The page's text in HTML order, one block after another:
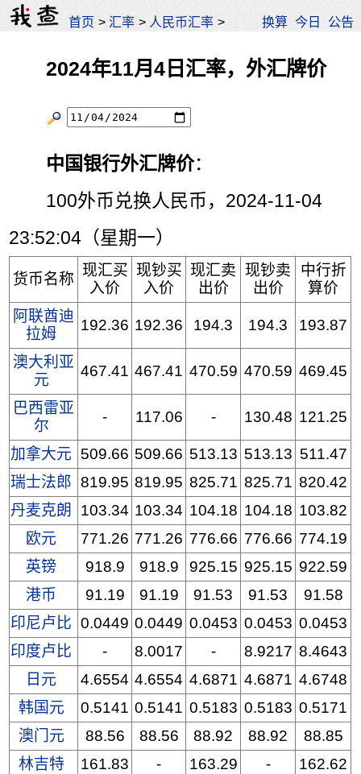
首页 >汇率 > 人民币汇率 > 换算 今日 公告
2024年11月4日汇率，外汇牌价
中国银行外汇牌价：
100外币兑换人民币，2024-11-04
23:52:04（星期一）
货币名称
现汇买
入价
现钞买
入价
现汇卖
出价
现钞卖
出价
中行折
算价
阿联酋迪
拉姆
192.36 192.36 194.3 194.3 193.87
澳大利亚
元
467.41 467.41 470.59 470.59 469.45
巴西雷亚
尔
- 117.06 - 130.48 121.25
加拿大元 509.66 509.66 513.13 513.13 511.47
瑞士法郎 819.95 819.95 825.71 825.71 820.42
丹麦克朗
103.34 103.34 104.18 104.18 103.82
欧元
771.26 771.26 776.66 776.66 774.19
英镑
918.9 918.9 925.15 925.15 922.59
港币
91.19 91.19 91.53 91.53
91.58
印尼卢比 0.0449 0.0449 0.0453 0.0453 0.0453
印度卢比
- 8.0017 - 8.9217 8.4643
日元
4.6554 4.6554 4.6871 4.6871 4.6748
韩国元
0.5141 0.5141 0.5183 0.5183 0.5171
澳门元
88.56 88.56 88.92 88.92
88.85
林吉特
161.83 - 163.29 -
162.62